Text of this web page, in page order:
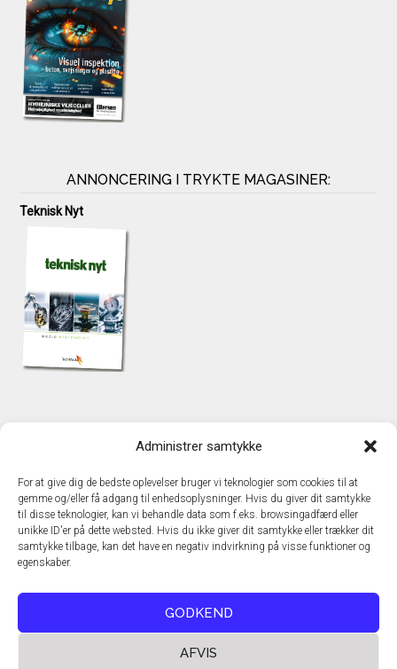
Administrer samtykke
For at give dig de bedste oplevelser bruger vi teknologier som cookies til at
gemme og/eller få adgang til enhedsoplysninger. Hvis du giver dit samtykke
til disse teknologier, kan vi behandle data som f.eks. browsingadfærd eller
unikke ID'er på dette websted. Hvis du ikke giver dit samtykke eller trækker dit
samtykke tilbage, kan det have en negativ indvirkning på visse funktioner og
egenskaber.
GODKEND
AFVIS
ANNONCERING I TRYKTE MAGASINER:
Teknisk Nyt
TechMedia A/S
DK - 2600 Glostrup
www.techmedia.dk
Telefon: +45 43 24 26 28
E-mail:info@techmedia.dk